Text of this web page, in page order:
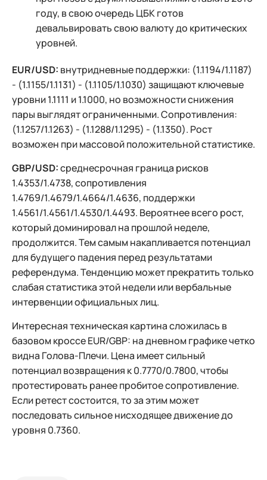
году, в свою очередь ЦБК готов
девальвировать свою валюту до критических
уровней.
EUR/USD: внутридневные поддержки: (1.1194/1.1187)
- (1.1155/1.1131) - (1.1105/1.1030) защищают ключевые
уровни 1.1111 и 1.1000, но возможности снижения
пары выглядят ограниченными. Сопротивления:
(1.1257/1.1263) - (1.1288/1.1295) - (1.1350). Рост
возможен при массовой положительной статистике.
GBP/USD:среднесрочная граница рисков
1.4353/1.4738, сопротивления
1.4769/1.4679/1.4664/1.4636, поддержки
1.4561/1.4561/1.4530/1.4493. Вероятнее всего рост,
который доминировал на прошлой неделе,
продолжится. Тем самым накапливается потенциал
для будущего падения перед результатами
референдума. Тенденцию может прекратить только
слабая статистика этой недели или вербальные
интервенции официальных лиц.
Интересная техническая картина сложилась в
базовом кроссе EUR/GBP: на дневном графике четко
видна Голова-Плечи. Цена имеет сильный
потенциал возвращения к 0.7770/0.7800, чтобы
протестировать ранее пробитое сопротивление.
Если ретест состоится, то за этим может
последовать сильное нисходящее движение до
уровня 0.7360.